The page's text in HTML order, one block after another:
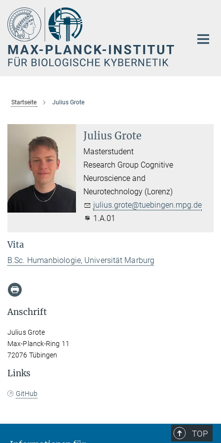
Hauptinhalt
Startseite Julius Grote
Julius Grote
Masterstudent
Research Group Cognitive
Neuroscience and
Neurotechnology (Lorenz)
julius.grote@tuebingen.mpg.de
1.A.01
Vita
B.Sc. Humanbiologie, Universität Marburg
Anschrift
Julius Grote
Max-Planck-Ring 11
72076 Tübingen
Links
GitHub
TOP